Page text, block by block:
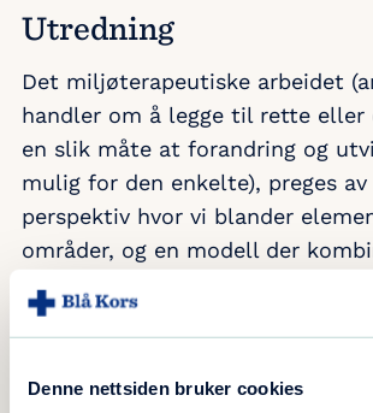
Denne nettsiden bruker cookies
Utredning
Det miljøterapeutiske arbeidet
handler om å legge til rette eller
en slik måte at forandring og
mulig for den enkelte), preges
perspektiv hvor vi blander
områder, og en modell der
mellom teoriene og metodene er
bestemmende for praksisen.